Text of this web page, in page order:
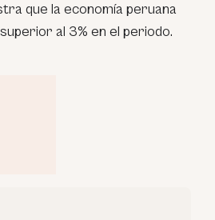
que la economía peruana
al 3% en el periodo.